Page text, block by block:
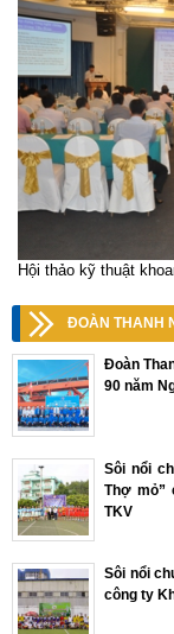
Hội thảo kỹ thuật
ĐOÀN THANH
Đoàn
90 năm
Sôi nổi
Thợ mỏ”
TKV
Sôi nổi
công ty